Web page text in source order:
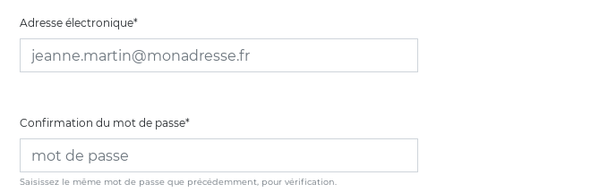
Adresse électronique*
Confirmation du mot de passe*
Saisissez le même mot de passe que précédemment, pour vérification.